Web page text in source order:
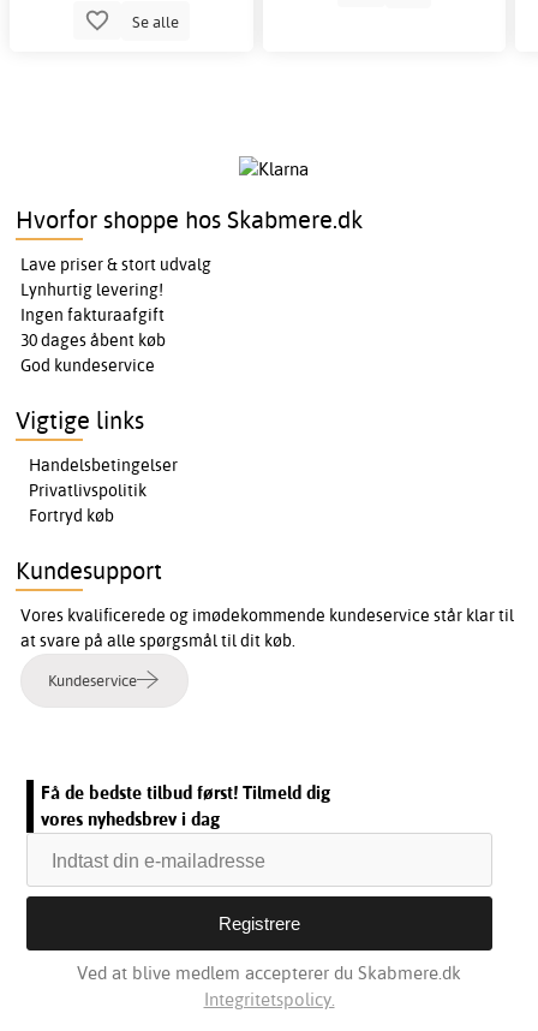
Se alle
Hvorfor shoppe hos Skabmere.dk
Lave priser & stort udvalg
Lynhurtig levering!
Ingen fakturaafgift
30 dages åbent køb
God kundeservice
Vigtige links
Handelsbetingelser
Privatlivspolitik
Fortryd køb
Kundesupport
Vores kvalificerede og imødekommende kundeservice står klar til
at svare på alle spørgsmål til dit køb.
Kundeservice
Få de bedste tilbud først! Tilmeld dig
vores nyhedsbrev i dag
Ved at blive medlem accepterer du Skabmere.dk
Integritetspolicy.